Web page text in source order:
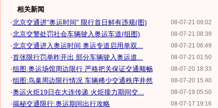
相关新闻
08-07-21 09:02
·北京交通进"奥运时间" 限行首日鲜有违规(图)
08-07-21 08:39
·北京交警处罚社会车辆驶入奥运车道(组图)
08-07-21 06:49
·北京交通进入奥运时间 奥运专道启用单双...
08-07-21 01:50
·首张限行罚单昨开出 部分车辆驶入奥运道...
08-07-20 18:33
·组图:奥运场馆周边限行 严格把关保证交通顺畅
08-07-20 15:40
·组图:鸟巢周边限行情况 车辆稀少交通秩序井然
08-07-19 05:50
·奥运火炬19日在大连传递 火炬接力期间交...
08-07-17 19:16
·揭秘交通限行:奥运期间出行攻略